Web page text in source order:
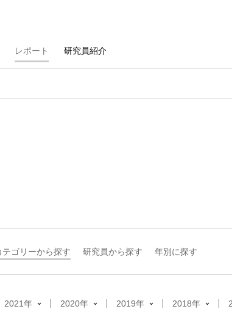
レポート 研究員紹介
テゴリーから探す 研究員から探す 年別に探す
2021年 2020年 2019年 2018年